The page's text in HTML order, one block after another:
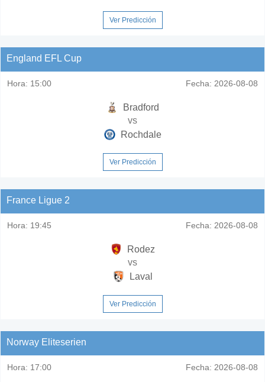
Ver Predicción
England EFL Cup
Hora: 15:00 Fecha: 2026-08-08
Bradford
vs
Rochdale
Ver Predicción
France Ligue 2
Hora: 19:45 Fecha: 2026-08-08
Rodez
vs
Laval
Ver Predicción
Norway Eliteserien
Hora: 17:00 Fecha: 2026-08-08